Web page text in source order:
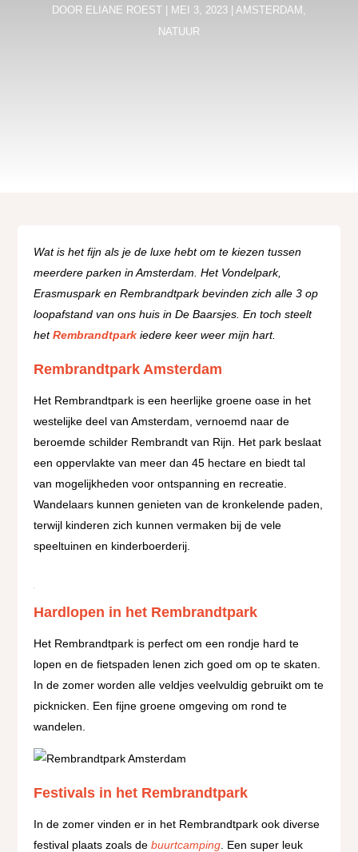
DOOR ELIANE ROEST MEI 3, 2023 AMSTERDAM ,
NATUUR
Wat is het fijn als je de luxe hebt om te kiezen tussen
meerdere parken in Amsterdam. Het Vondelpark,
Erasmuspark en Rembrandtpark bevinden zich alle 3 op
loopafstand van ons huis in De Baarsjes. En toch steelt
hetRembrandtpark iedere keer weer mijn hart.
Rembrandtpark Amsterdam
Het Rembrandtpark is een heerlijke groene oase in het
westelijke deel van Amsterdam, vernoemd naar de
beroemde schilder Rembrandt van Rijn. Het park beslaat
een oppervlakte van meer dan 45 hectare en biedt tal
van mogelijkheden voor ontspanning en recreatie.
Wandelaars kunnen genieten van de kronkelende paden,
terwijl kinderen zich kunnen vermaken bij de vele
speeltuinen en kinderboerderij.
Hardlopen in het Rembrandtpark
Het Rembrandtpark is perfect om een rondje hard te
lopen en de fietspaden lenen zich goed om op te skaten.
In de zomer worden alle veldjes veelvuldig gebruikt om te
picknicken. Een fijne groene omgeving om rond te
wandelen.
Festivals in het Rembrandtpark
In de zomer vinden er in het Rembrandtpark ook diverse
festival plaats zoals debuurtcamping . Een super leuk